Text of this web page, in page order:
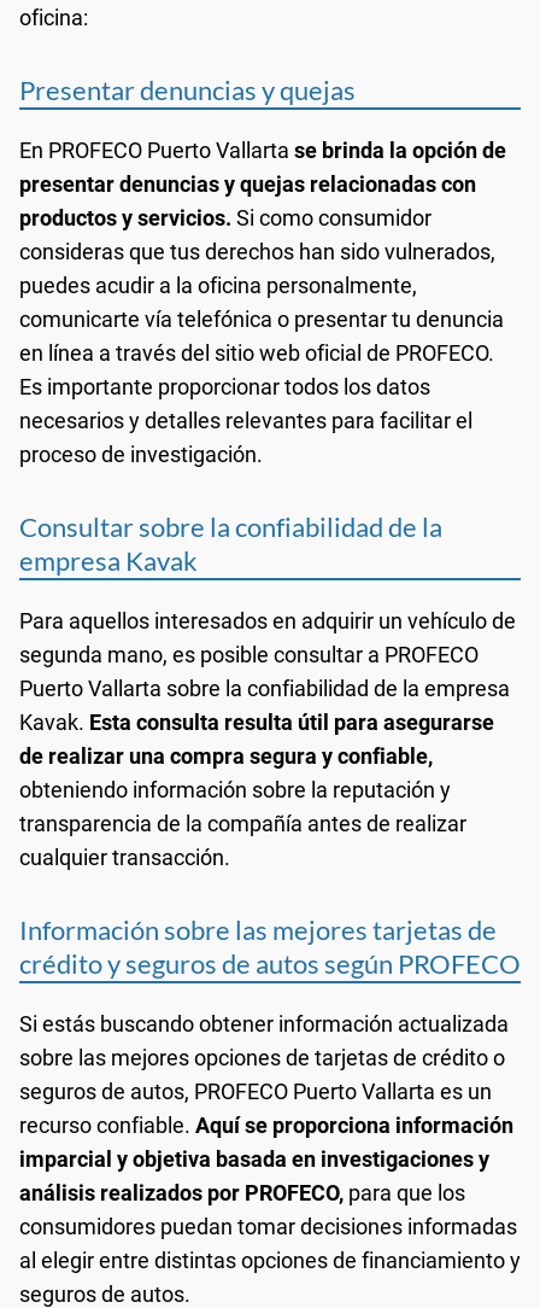
oficina:
Presentar denuncias y quejas
En PROFECO Puerto Vallarta se brinda la opción de
presentar denuncias y quejas relacionadas con
productos y servicios. Si como consumidor
consideras que tus derechos han sido vulnerados,
puedes acudir a la oficina personalmente,
comunicarte vía telefónica o presentar tu denuncia
en línea a través del sitio web oficial de PROFECO.
Es importante proporcionar todos los datos
necesarios y detalles relevantes para facilitar el
proceso de investigación.
Consultar sobre la confiabilidad de la
empresa Kavak
Para aquellos interesados en adquirir un vehículo de
segunda mano, es posible consultar a PROFECO
Puerto Vallarta sobre la confiabilidad de la empresa
Kavak. Esta consulta resulta útil para asegurarse
de realizar una compra segura y confiable,
obteniendo información sobre la reputación y
transparencia de la compañía antes de realizar
cualquier transacción.
Información sobre las mejores tarjetas de
crédito y seguros de autos según PROFECO
Si estás buscando obtener información actualizada
sobre las mejores opciones de tarjetas de crédito o
seguros de autos, PROFECO Puerto Vallarta es un
recurso confiable. Aquí se proporciona información
imparcial y objetiva basada en investigaciones y
análisis realizados por PROFECO, para que los
consumidores puedan tomar decisiones informadas
al elegir entre distintas opciones de financiamiento y
seguros de autos.